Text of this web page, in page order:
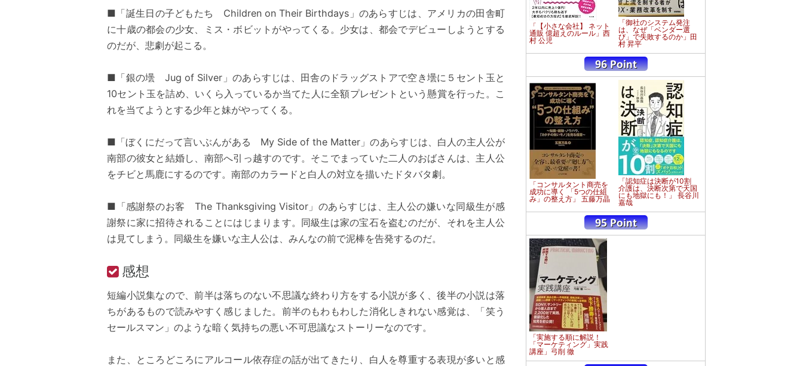
■「誕生日の子どもたち Children on Their Birthdays」のあらすじは、アメリカの田舎町
に十歳の都会の少女、ミス・ボビットがやってくる。少女は、都会でデビューしようとする
のだが、悲劇が起こる。
■「銀の壜 Jug of Silver」のあらすじは、田舎のドラッグストアで空き壜に５セント玉と
10セント玉を詰め、いくら入っているか当てた人に全額プレゼントという懸賞を行った。こ
れを当てようとする少年と妹がやってくる。
■「ぼくにだって言いぶんがある My Side of the Matter」のあらすじは、白人の主人公が
南部の彼女と結婚し、南部へ引っ越すのです。そこでまっていた二人のおばさんは、主人公
をチビと馬鹿にするのです。南部のカラードと白人の対立を描いたドタバタ劇。
■「感謝祭のお客 The Thanksgiving Visitor」のあらすじは、主人公の嫌いな同級生が感
謝祭に家に招待されることにはじまります。同級生は家の宝石を盗むのだが、それを主人公
は見てしまう。同級生を嫌いな主人公は、みんなの前で泥棒を告発するのだ。
感想
短編小説集なので、前半は落ちのない不思議な終わり方をする小説が多く、後半の小説は落
ちがあるもので読みやすく感じました。前半のもわもわした消化しきれない感覚は、「笑う
セールスマン」のような暗く気持ちの悪い不可思議なストーリーなのです。
また、ところどころにアルコール依存症の話が出てきたり、白人を尊重する表現が多いと感
「【小さな会社】 ネット
通販 億超えのルール」西
村 公児
「御社のシステム発注
は、なぜ「ベンダー選
び」で失敗するのか」田
村 昇平
「コンサルタント商売を
成功に導く 「5つの仕組
み」の整え方」 五藤万晶
「認知症は決断が10割
介護は、決断次第で天国
にも地獄にも！」 長谷川
嘉哉
「実施する順に解説！
「マーケティング」実践
講座」弓削 徹